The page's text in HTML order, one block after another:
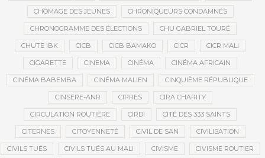
CHÔMAGE DES JEUNES CHRONIQUEURS CONDAMNÉS
CHRONOGRAMME DES ÉLECTIONS CHU GABRIEL TOURÉ
CHUTE IBK CICB CICB BAMAKO CICR CICR MALI
CIGARETTE CINEMA CINÉMA CINÉMA AFRICAIN
CINÉMA BABEMBA CINÉMA MALIEN CINQUIÈME RÉPUBLIQUE
CINSERE-ANR CIPRES CIRA CHARITY
CIRCULATION ROUTIÈRE CIRDI CITÉ DES 333 SAINTS
CITERNES CITOYENNETÉ CIVIL DE SAN CIVILISATION
CIVILS TUÉS CIVILS TUÉS AU MALI CIVISME CIVISME ROUTIER